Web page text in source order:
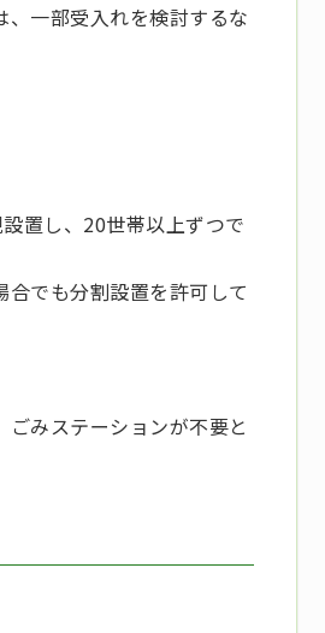
一部受入れを検討するな
置し、20世帯以上ずつで
でも分割設置を許可して
みステーションが不要と